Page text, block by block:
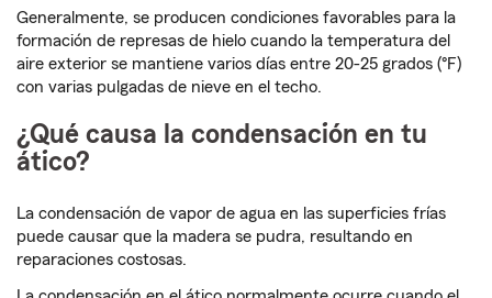
Generalmente, se producen condiciones favorables para la
formación de represas de hielo cuando la temperatura del
aire exterior se mantiene varios días entre 20-25 grados (°F)
con varias pulgadas de nieve en el techo.
¿Qué causa la condensación en tu
ático?
La condensación de vapor de agua en las superficies frías
puede causar que la madera se pudra, resultando en
reparaciones costosas.